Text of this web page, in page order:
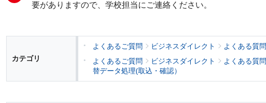
要がありますので、学校担当にご連絡ください。
カテゴリ
よくあるご質問 ビジネスダイレクト よくある質問
よくあるご質問
ビジネスダイレクト よくある質問
替データ処理(取込・確認）